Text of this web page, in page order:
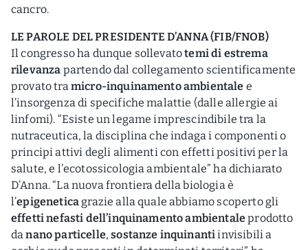
cancro.
LE PAROLE DEL PRESIDENTE D’ANNA (FIB/FNOB)
Il congresso ha dunque sollevatotemi di estrema
rilevanza partendo dal collegamento scientificamente
provato tramicro-inquinamento ambientale e
l’insorgenza di specifiche malattie (dalle allergie ai
linfomi). “Esiste un legame imprescindibile tra la
nutraceutica, la disciplina che indaga i componenti o
principi attivi degli alimenti con effetti positivi per la
salute, e l’ecotossicologia ambientale” ha dichiarato
D’Anna. “La nuova frontiera della biologia è
l’epigeneticagrazie alla quale abbiamo scoperto gli
effetti nefasti dell’inquinamento ambientaleprodotto
danano particelle,sostanze inquinantiinvisibili a